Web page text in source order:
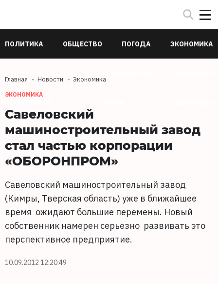
ПОЛИТИКА ОБЩЕСТВО ПОГОДА ЭКОНОМИКА
Главная Новости Экономика
ЭКОНОМИКА
Савеловский
машиностроительный завод
стал частью корпорации
«ОБОРОНПРОМ»
Савеловский машиностроительный завод
(Кимры, Тверская область) уже в ближайшее
время ожидают большие перемены. Новый
собственник намерен серьезно развивать это
перспективное предприятие.
10.09.2012 12:20:49